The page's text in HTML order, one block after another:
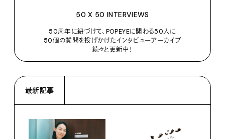
50 X 50 INTERVIEWS
50周年に紐づけて、POPEYEに関わる50人に
50個の質問を投げかけたインタビューアーカイブ
続々と更新中！
最新記事